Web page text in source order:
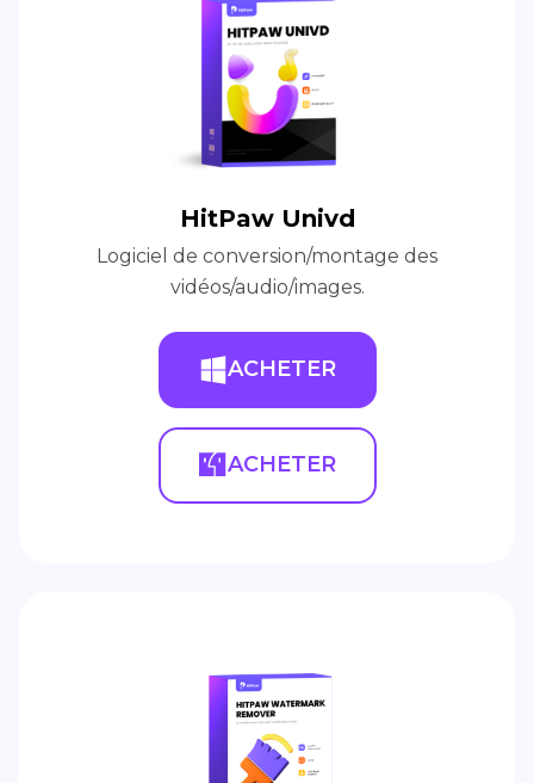
HitPaw Univd
Logiciel de conversion/montage des
vidéos/audio/images.
ACHETER
ACHETER